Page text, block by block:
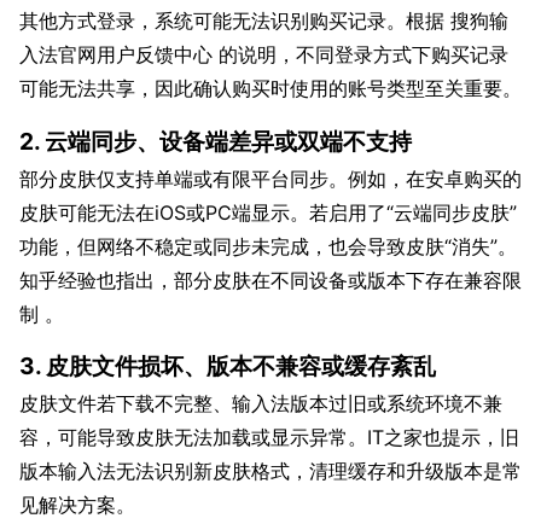
其他方式登录，系统可能无法识别购买记录。根据 搜狗输
入法官网用户反馈中心 的说明，不同登录方式下购买记录
可能无法共享，因此确认购买时使用的账号类型至关重要。
2. 云端同步、设备端差异或双端不支持
部分皮肤仅支持单端或有限平台同步。例如，在安卓购买的
皮肤可能无法在iOS或PC端显示。若启用了“云端同步皮肤”
功能，但网络不稳定或同步未完成，也会导致皮肤“消失”。
知乎经验也指出，部分皮肤在不同设备或版本下存在兼容限
制 。
3. 皮肤文件损坏、版本不兼容或缓存紊乱
皮肤文件若下载不完整、输入法版本过旧或系统环境不兼
容，可能导致皮肤无法加载或显示异常。IT之家也提示，旧
版本输入法无法识别新皮肤格式，清理缓存和升级版本是常
见解决方案。